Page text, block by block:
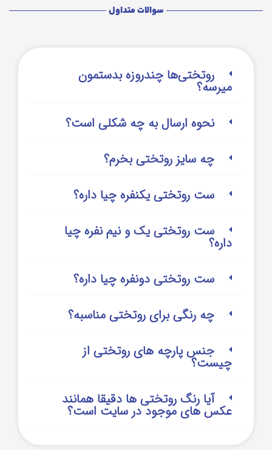
سوالات متداول
روتختی‌‌ها چندروزه بدستمون
میرسه؟
نحوه ارسال به چه شکلی است؟
چه سایز روتختی بخرم؟
ست روتختی یکنفره چیا داره؟
ست روتختی یک و نیم نفره چیا
داره؟
ست روتختی دونفره چیا داره؟
چه رنگی برای روتختی مناسبه؟
جنس پارچه های روتختی از
چیست؟
آیا رنگ روتختی ها دقیقا همانند
عکس های موجود در سایت است؟